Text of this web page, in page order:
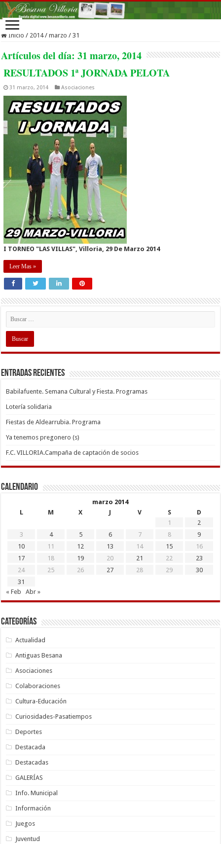
Inicio / 2014 / marzo / 31
Artículos del día:31 marzo, 2014
RESULTADOS 1ª JORNADA PELOTA
31 marzo, 2014 Asociaciones
I TORNEO "LAS VILLAS", Villoria, 29 De Marzo 2014
Leer Mas »
Entradas recientes
Babilafuente. Semana Cultural y Fiesta. Programas
Lotería solidaria
Fiestas de Aldearrubia. Programa
Ya tenemos pregonero (s)
F.C. VILLORIA.Campaña de captación de socios
Calendario
marzo 2014
L
M X J V S
D
1
2
3
4 5 6 7 8
9
10
11 12 13 14 15
16
17
18 19 20 21 22
23
24
25 26 27 28 29
30
31
« Feb
Abr »
Categorías
Actualidad
Antiguas Besana
Asociaciones
Colaboraciones
Cultura-Educación
Curiosidades-Pasatiempos
Deportes
Destacada
Destacadas
GALERÍAS
Info. Municipal
Información
Juegos
Juventud